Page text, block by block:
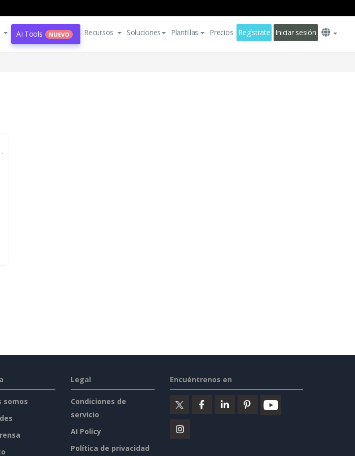
AI Tools NUEVO Recursos Soluciones Plantillas Precios Regístrate Iniciar sesión
somos
Legal
Condiciones de
servicio
AI Policy
Política de privacidad
Encuéntrenos en